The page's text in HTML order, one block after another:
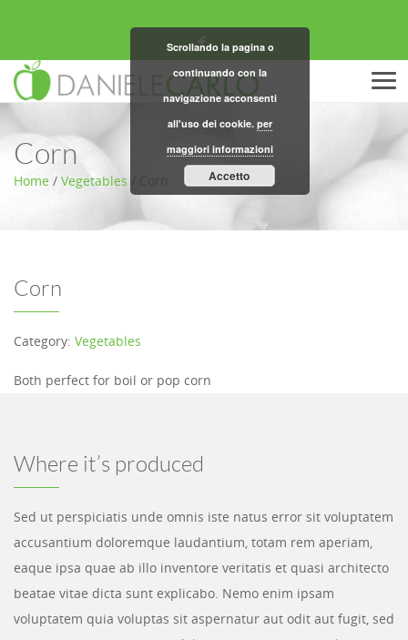
Corn
Home / Vegetables
Corn
Category: Vegetables
Both perfect for boil or pop corn
Where it’s produced
Sed ut perspiciatis unde omnis iste natus error sit voluptatem
accusantium doloremque laudantium, totam rem aperiam,
eaque ipsa quae ab illo inventore veritatis et quasi architecto
beatae vitae dicta sunt explicabo. Nemo enim ipsam
voluptatem quia voluptas sit aspernatur aut odit aut fugit, sed
Scrollando la pagina o
continuando con la
navigazione acconsenti
all'uso dei cookie. per
maggiori informazioni
Accetto